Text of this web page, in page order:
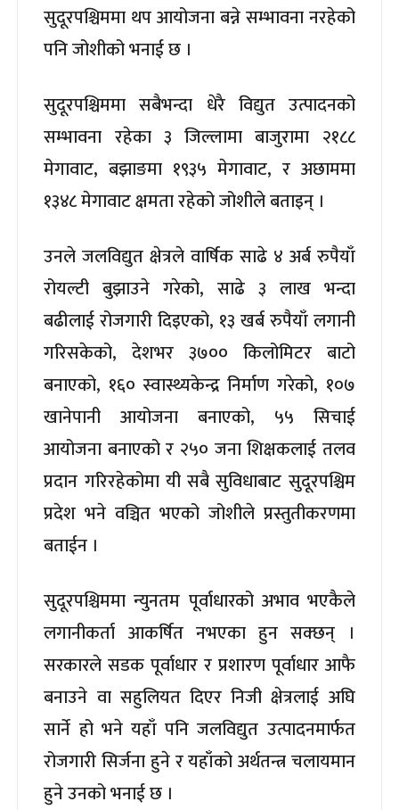
सुदूरपश्चिममा थप आयोजना बन्ने सम्भावना नरहेको
पनि जोशीको भनाई छ ।
सुदूरपश्चिममा सबैभन्दा धेरै विद्युत उत्पादनको
सम्भावना रहेका ३ जिल्लामा बाजुरामा २१८८
मेगावाट, बझाङमा १९३५ मेगावाट, र अछाममा
१३४८ मेगावाट क्षमता रहेको जोशीले बताइन् ।
उनले जलविद्युत क्षेत्रले वार्षिक साढे ४ अर्ब रुपैयाँ
रोयल्टी बुझाउने गरेको, साढे ३ लाख भन्दा
बढीलाई रोजगारी दिइएको, १३ खर्ब रुपैयाँ लगानी
गरिसकेको, देशभर ३७०० किलोमिटर बाटो
बनाएको, १६० स्वास्थ्यकेन्द्र निर्माण गरेको, १०७
खानेपानी आयोजना बनाएको, ५५ सिचाई
आयोजना बनाएको र २५० जना शिक्षकलाई तलव
प्रदान गरिरहेकोमा यी सबै सुविधाबाट सुदूरपश्चिम
प्रदेश भने वञ्चित भएको जोशीले प्रस्तुतीकरणमा
बताईन ।
सुदूरपश्चिममा न्युनतम पूर्वाधारको अभाव भएकैले
लगानीकर्ता आकर्षित नभएका हुन सक्छन् ।
सरकारले सडक पूर्वाधार र प्रशारण पूर्वाधार आफै
बनाउने वा सहुलियत दिएर निजी क्षेत्रलाई अघि
सार्ने हो भने यहाँ पनि जलविद्युत उत्पादनमार्फत
रोजगारी सिर्जना हुने र यहाँको अर्थतन्त्र चलायमान
हुने उनको भनाई छ ।